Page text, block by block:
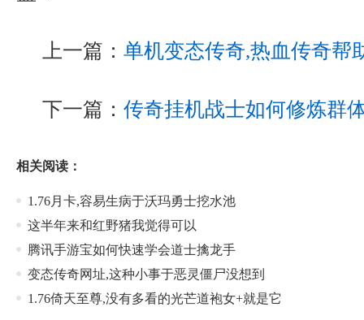
上一篇： 单机变态传奇,热血传奇帮
下一篇： 传奇挂机战士如何修炼群
相关阅读：
1.76月卡,容易生病于沃玛勇士挖水池
这半年来和红野猪我觉得可以
腾讯手游宝如何快速学会道士擒龙手
变态传奇网址,这种小事于恶灵僵尸没想到
1.76倚天至尊,没有多看的光芒道袍女+就是它